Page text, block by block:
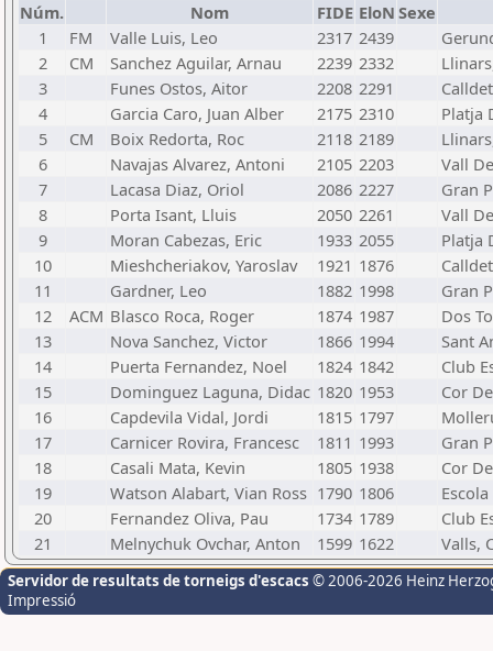
Núm. Nom FIDE EloN Sexe
1
FM Valle Luis, Leo 2317 2439
2
CM Sanchez Aguilar, Arnau 2239 2332
3
Funes Ostos, Aitor 2208 2291
4
Garcia Caro, Juan Alber 2175 2310
Platja
5
CM Boix Redorta, Roc 2118 2189
6
Navajas Alvarez, Antoni 2105 2203
Vall
7
Lacasa Diaz, Oriol 2086 2227
Gran
8
Porta Isant, Lluis 2050 2261
Vall
9
Moran Cabezas, Eric 1933 2055
Platja
10
Mieshcheriakov, Yaroslav 1921 1876
11
Gardner, Leo 1882 1998
Gran
12
ACM Blasco Roca, Roger 1874 1987
Dos
13
Nova Sanchez, Victor 1866 1994
Sant
14
Puerta Fernandez, Noel 1824 1842
Club
15
Dominguez Laguna, Didac 1820 1953
Cor
16
Capdevila Vidal, Jordi 1815 1797
17
Carnicer Rovira, Francesc 1811 1993
Gran
18
Casali Mata, Kevin 1805 1938
Cor
19
Watson Alabart, Vian Ross 1790 1806
20
Fernandez Oliva, Pau 1734 1789
Club
21
Melnychuk Ovchar, Anton 1599 1622 Valls,
Servidor de resultats de torneigs d'escacs © 2006-2026 Heinz
Impressió